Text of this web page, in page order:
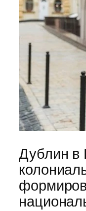
Дублин в